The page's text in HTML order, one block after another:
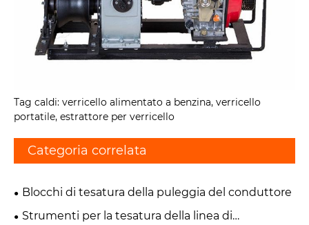
Tag caldi: verricello alimentato a benzina, verricello
portatile, estrattore per verricello
Categoria correlata
Blocchi di tesatura della puleggia del conduttore
Strumenti per la tesatura della linea di